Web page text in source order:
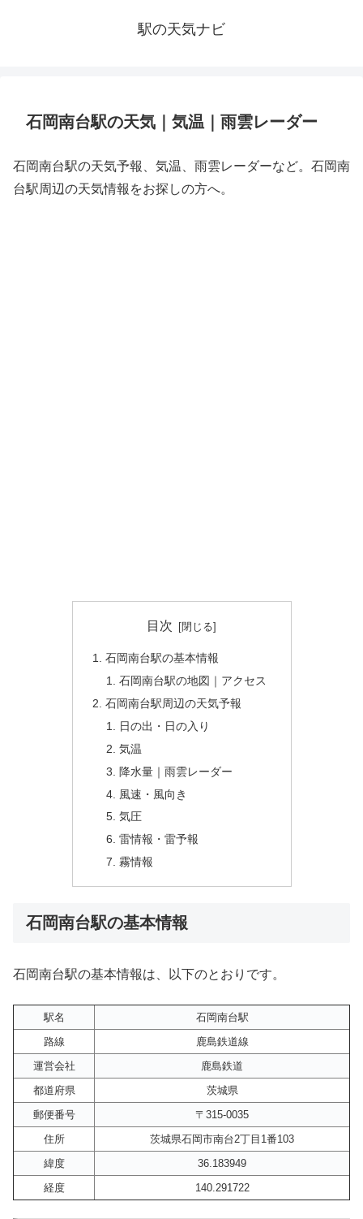
駅の天気ナビ
石岡南台駅の天気｜気温｜雨雲レーダー
石岡南台駅の天気予報、気温、雨雲レーダーなど。石岡南
台駅周辺の天気情報をお探しの方へ。
目次
石岡南台駅の基本情報
石岡南台駅の地図｜アクセス
石岡南台駅周辺の天気予報
日の出・日の入り
気温
降水量｜雨雲レーダー
風速・風向き
気圧
雷情報・雷予報
霧情報
石岡南台駅の基本情報
石岡南台駅の基本情報は、以下のとおりです。
駅名
石岡南台駅
路線
鹿島鉄道線
運営会社
鹿島鉄道
都道府県
茨城県
郵便番号
〒315-0035
住所
茨城県石岡市南台2丁目1番103
緯度
36.183949
経度
140.291722